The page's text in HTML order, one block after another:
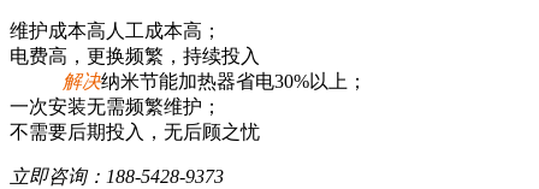
维护成本高人工成本高；
电费高，更换频繁，持续投入
解决纳米节能加热器省电30%以上；
一次安装无需频繁维护；
不需要后期投入，无后顾之忧
立即咨询： 188-5428-9373